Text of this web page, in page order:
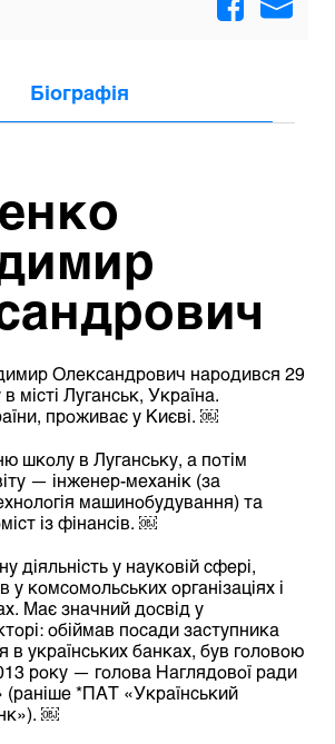
Біографія
Олександрович народився 29
місті Луганськ, Україна.
проживає у Києві. ￼
школу в Луганську, а потім
— інженер-механік (за
машинобудування) та
із фінансів. ￼
діяльність у науковій сфері,
комсомольських організаціях і
Має значний досвід у
обіймав посади заступника
в українських банках, був головою
року — голова Наглядової ради
*ПАТ «Український
￼